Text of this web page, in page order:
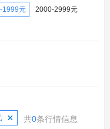
1999元
2000-2999元
共0条行情信息